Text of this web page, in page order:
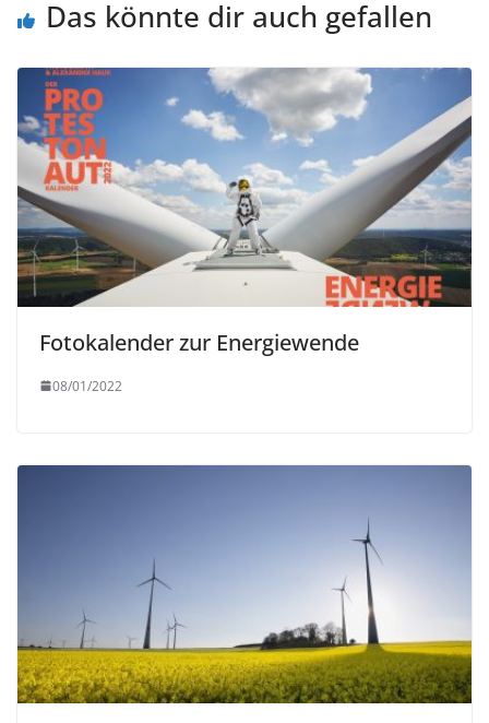
Das könnte dir auch gefallen
Fotokalender zur Energiewende
08/01/2022